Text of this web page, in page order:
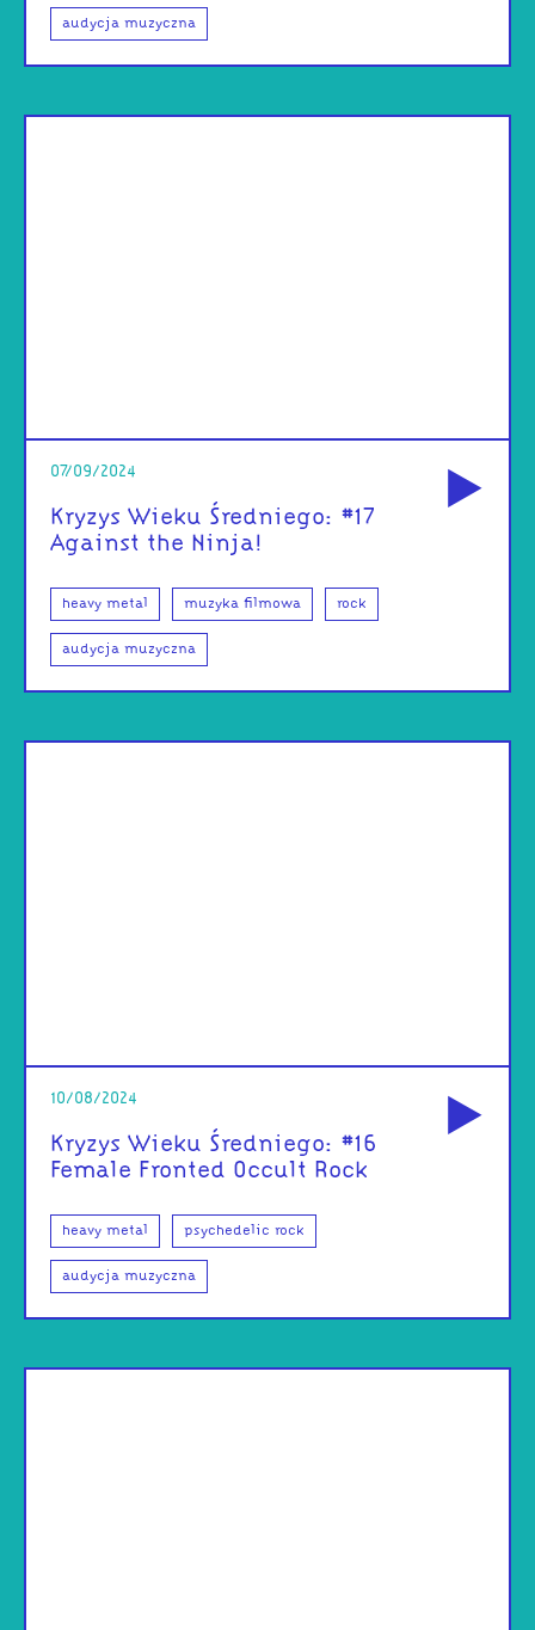
audycja muzyczna
07/09/2024
Kryzys Wieku Średniego: #17
Against the Ninja!
heavy metal muzyka filmowa rock
audycja muzyczna
10/08/2024
Kryzys Wieku Średniego: #16
Female Fronted Occult Rock
heavy metal psychedelic rock
audycja muzyczna